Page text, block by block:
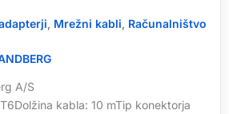
, Mrežni kabli, Računalništvo
A/S
kabla: 10 mTip konektorja